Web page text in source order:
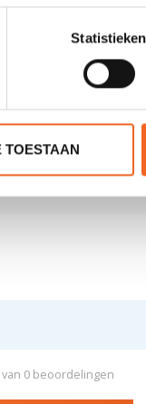
Statistieken
TOESTAAN
cm - Sport: 53 cm
0 beoordelingen